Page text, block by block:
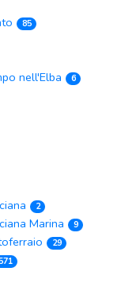
85
nell'Elba 6
2
Marina 9
29